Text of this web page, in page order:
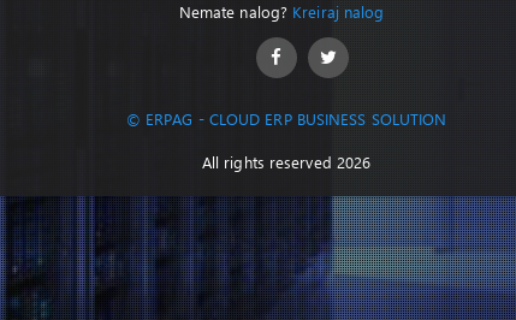
Nemate nalog? Kreiraj nalog
© ERPAG - CLOUD ERP BUSINESS SOLUTION
All rights reserved 2026